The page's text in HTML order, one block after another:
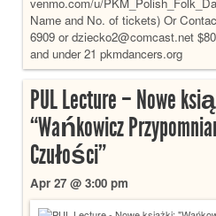
Name and No. of tickets) Or
6909 or dziecko2@comcast.net
and under 21 pkmdancers.org
PUL Lecture – Nowe
“Wańkowicz
Czułości”
Apr 27 @ 3:00 pm